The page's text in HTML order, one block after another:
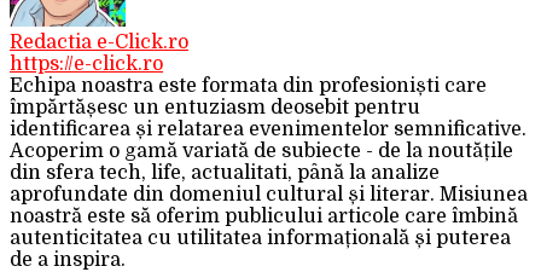
Redactia e-Click.ro
https://e-click.ro
Echipa noastra este formata din profesioniști care
împărtășesc un entuziasm deosebit pentru
identificarea și relatarea evenimentelor semnificative.
Acoperim o gamă variată de subiecte - de la noutățile
din sfera tech, life, actualitati, până la analize
aprofundate din domeniul cultural și literar. Misiunea
noastră este să oferim publicului articole care îmbină
autenticitatea cu utilitatea informațională și puterea
de a inspira.